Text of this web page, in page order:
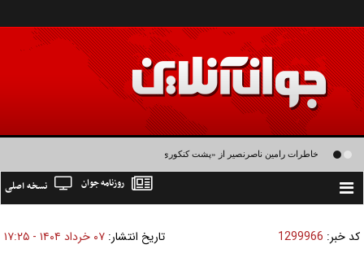
خاطرات رامین ناصرنصیر از «پشت‌ کنکوری‌ها» و رضا داوودنژاد: رضا کودک درون فعالی
Toggle
نسخه اصلی روزنامه جوان
کد خبر: 1299966 تاریخ انتشار: ۰۷ خرداد ۱۴۰۴ - ۱۷:۲۵